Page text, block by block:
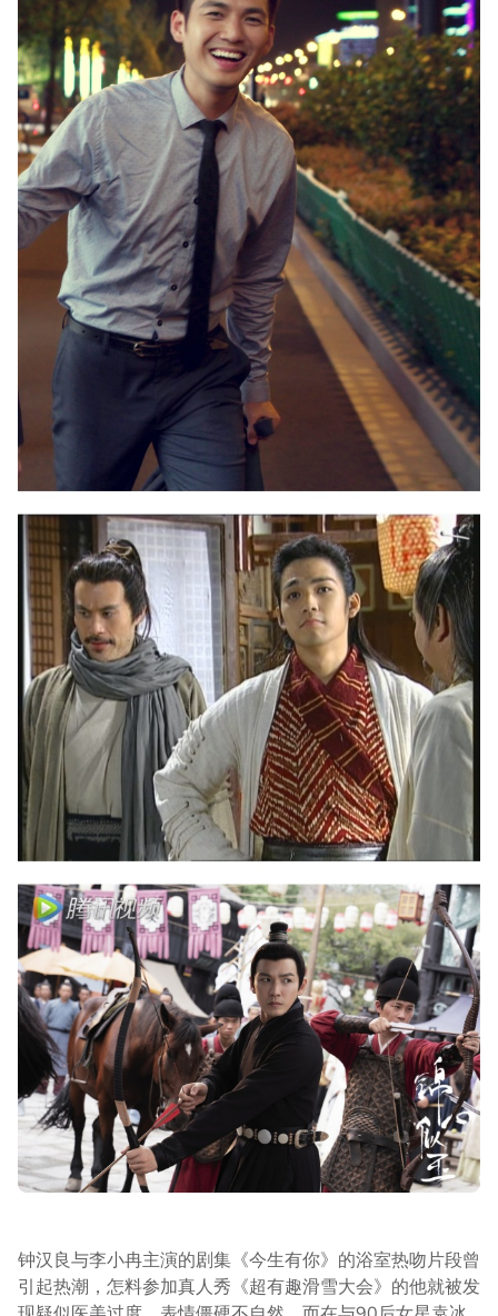
钟汉良与李小冉主演的剧集《今生有你》的浴室热吻片段曾
引起热潮，怎料参加真人秀《超有趣滑雪大会》的他就被发